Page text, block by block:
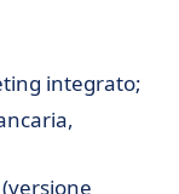
integrato;